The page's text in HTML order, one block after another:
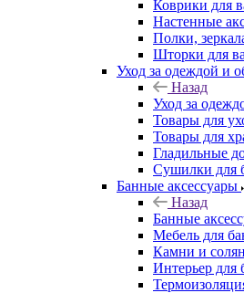
Коврики для
Настенные
Полки,
Шторки для
Уход за одеждой и
Назад
Уход за
Товары для
Товары для
Гладильные
Сушилки для
Банные аксессуары
Назад
Банные
Мебель для
Камни и
Интерьер для